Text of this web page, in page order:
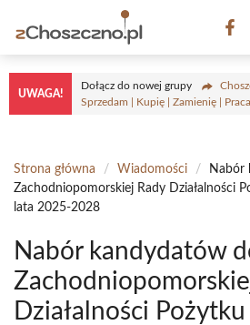
treści
UWAGA!
Dołącz do nowej grupy
Sprzedam | Kupię | Zamienię | Praca
Strona główna / Wiadomości /
Nabór
Zachodniopomorskiej Rady Działalności
lata 2025-2028
Nabór kandydatów
Działalności